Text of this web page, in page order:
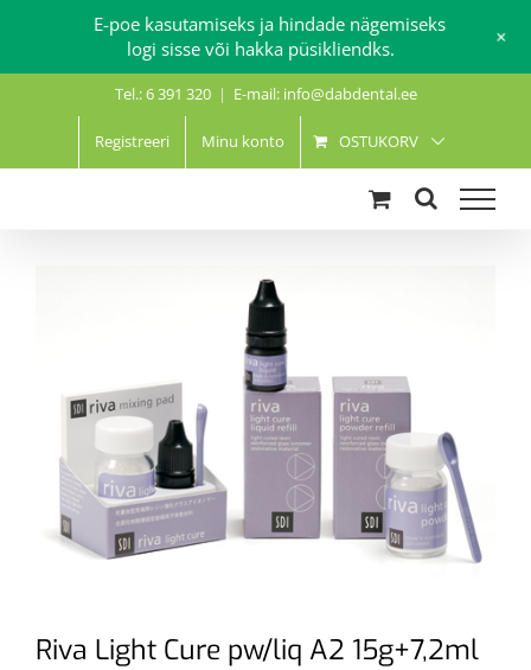
Tel.: 6 391 320 | E-mail: info@dabdental.ee
Registreeri Minu konto OSTUKORV
Riva Light Cure pw/liq A2 15g+7,2ml
E-poe kasutamiseks ja hindade nägemiseks
logi sisse või hakka püsikliendks.
+